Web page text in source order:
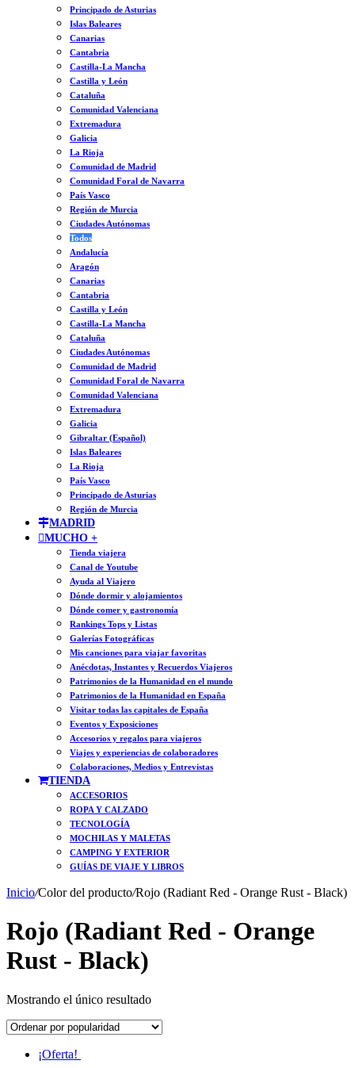
Principado de Asturias
Islas Baleares
Canarias
Cantabria
Castilla-La Mancha
Castilla y León
Cataluña
Comunidad Valenciana
Extremadura
Galicia
La Rioja
Comunidad de Madrid
Comunidad Foral de Navarra
País Vasco
Región de Murcia
Ciudades Autónomas
Todos
Andalucía
Aragón
Canarias
Cantabria
Castilla y León
Castilla-La Mancha
Cataluña
Ciudades Autónomas
Comunidad de Madrid
Comunidad Foral de Navarra
Comunidad Valenciana
Extremadura
Galicia
Gibraltar (Español)
Islas Baleares
La Rioja
País Vasco
Principado de Asturias
Región de Murcia
MADRID
MUCHO +
Tienda viajera
Canal de Youtube
Ayuda al Viajero
Dónde dormir y alojamientos
Dónde comer y gastronomía
Rankings Tops y Listas
Galerías Fotográficas
Mis canciones para viajar favoritas
Anécdotas, Instantes y Recuerdos Viajeros
Patrimonios de la Humanidad en el mundo
Patrimonios de la Humanidad en España
Visitar todas las capitales de España
Eventos y Exposiciones
Accesorios y regalos para viajeros
Viajes y experiencias de colaboradores
Colaboraciones, Medios y Entrevistas
TIENDA
ACCESORIOS
ROPA Y CALZADO
TECNOLOGÍA
MOCHILAS Y MALETAS
CAMPING Y EXTERIOR
GUÍAS DE VIAJE Y LIBROS
Inicio/Color del producto/Rojo (Radiant Red - Orange Rust - Black)
Rojo (Radiant Red - Orange
Rust - Black)
Mostrando el único resultado
¡Oferta!